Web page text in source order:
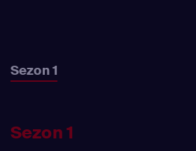
Sezon 1
Sezon 1